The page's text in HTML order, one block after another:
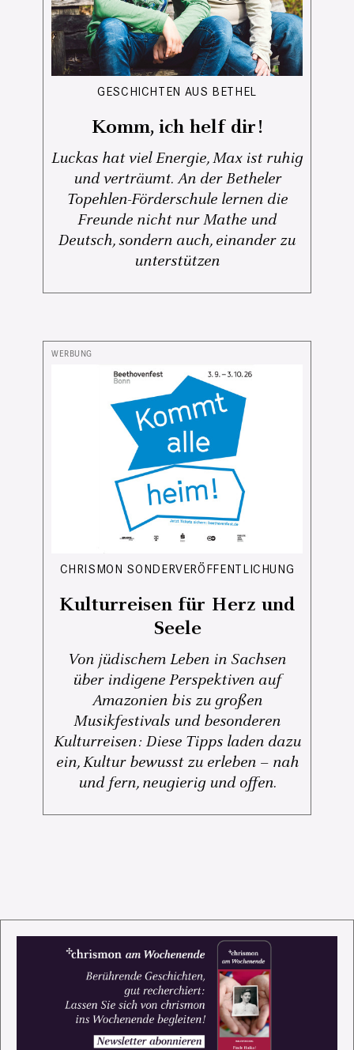
GESCHICHTEN AUS BETHEL
Komm, ich helf dir!
Luckas hat viel Energie, Max ist ruhig
und verträumt. An der Betheler
Topehlen-Förderschule lernen die
Freunde nicht nur Mathe und
Deutsch, sondern auch, einander zu
unterstützen
CHRISMON SONDERVERÖFFENTLICHUNG
Kulturreisen für Herz und
Seele
Von jüdischem Leben in Sachsen
über indigene Perspektiven auf
Amazonien bis zu großen
Musikfestivals und besonderen
Kulturreisen: Diese Tipps laden dazu
ein, Kultur bewusst zu erleben – nah
und fern, neugierig und offen.